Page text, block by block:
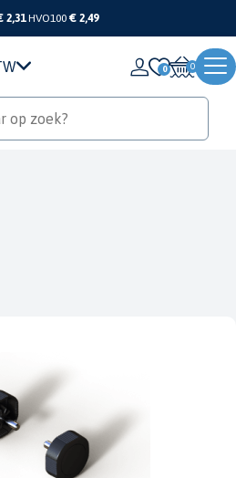
2,31 HVO100 € 2,49
0